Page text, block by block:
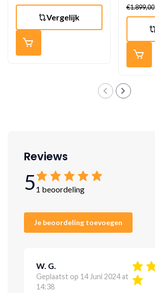
Vergelijk
€1.899,00
Reviews
51 beoordeling
Je beoordeling toevoegen
W. G.
Geplaatst op 14 Juni 2024 at
14:38